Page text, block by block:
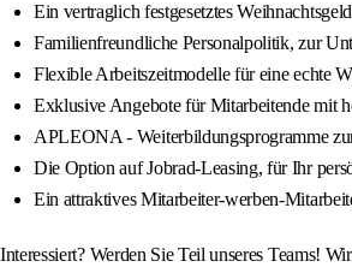
Ein vertraglich festgesetztes Weihnachtsgeld
Familienfreundliche Personalpolitik, zur
Flexible Arbeitszeitmodelle für eine echte
Exklusive Angebote für Mitarbeitende mit
APLEONA - Weiterbildungsprogramme
Die Option auf Jobrad-Leasing, für Ihr
Ein attraktives Mitarbeiter-werben-
Interessiert? Werden Sie Teil unseres Teams!